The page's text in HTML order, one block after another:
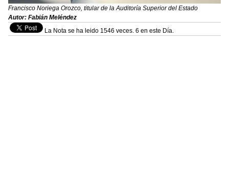
Francisco Noriega Orozco, titular de la Auditoría Superior del Estado
Autor: Fabián Meléndez
La Nota se ha leido 1546 veces. 6 en este Día.